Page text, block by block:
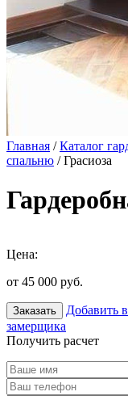
Главная /Каталог
спальню / Грасиоза
Цена:
от 45 000 руб.
Заказать Добавить
замерщика
Получить расчет